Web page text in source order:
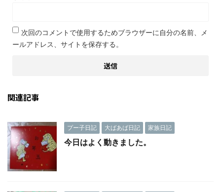
次回のコメントで使用するためブラウザーに自分の名前、メ
ールアドレス、サイトを保存する。
関連記事
プー子日記 大ばあば日記 家族日記
今日はよく動きました。